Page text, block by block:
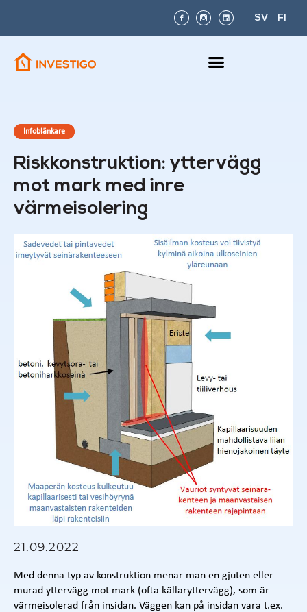
SV FI
Infoblänkare
Riskkonstruktion: yttervägg
mot mark med inre
värmeisolering
21.09.2022
Med denna typ av konstruktion menar man en gjuten eller
murad yttervägg mot mark (ofta källaryttervägg), som är
värmeisolerad från insidan. Väggen kan på insidan vara t.ex.